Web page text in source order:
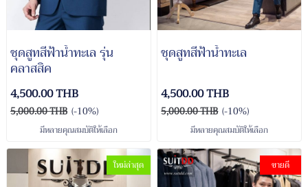
ชุดสูทสีฟ้าน้ำทะเล รุ่น
คลาสสิค
4,500.00 THB
5,000.00 THB (-10%)
มีหลายคุณสมบัติให้เลือก
ชุดสูทสีฟ้าน้ำทะเล
4,500.00 THB
5,000.00 THB (-10%)
มีหลายคุณสมบัติให้เลือก
ใหม่ล่าสุด ขายดี